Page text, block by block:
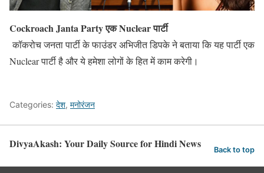
Cockroach Janta Party एक Nuclear पार्टी
कॉकरोच जनता पार्टी के फाउंडर अभिजीत डिपके ने बताया कि यह पार्टी एक
Nuclear पार्टी है और ये हमेशा लोगों के हित में काम करेगी।
Categories: देश, मनोरंजन
DivyaAkash: Your Daily Source for Hindi News Back to top